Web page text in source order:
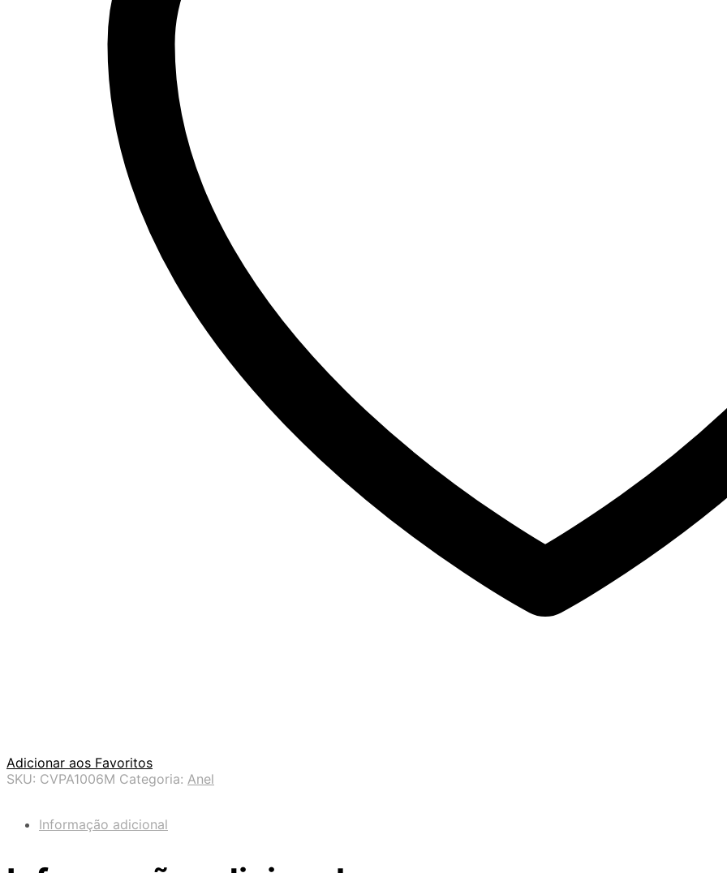
Adicionar aos Favoritos
SKU: CVPA1006M Categoria: Anel
Informação adicional